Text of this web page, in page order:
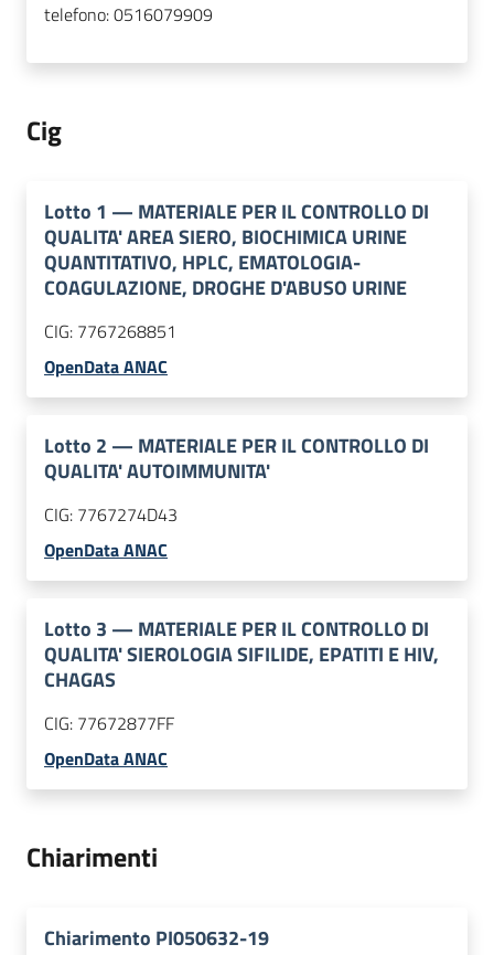
telefono:0516079909
Cig
Lotto 1 — MATERIALE PER IL CONTROLLO DI
QUALITA' AREA SIERO, BIOCHIMICA URINE
QUANTITATIVO, HPLC, EMATOLOGIA-
COAGULAZIONE, DROGHE D'ABUSO URINE
CIG: 7767268851
OpenData ANAC
Lotto 2 — MATERIALE PER IL CONTROLLO DI
QUALITA' AUTOIMMUNITA'
CIG: 7767274D43
OpenData ANAC
Lotto 3 — MATERIALE PER IL CONTROLLO DI
QUALITA' SIEROLOGIA SIFILIDE, EPATITI E HIV,
CHAGAS
CIG: 77672877FF
OpenData ANAC
Chiarimenti
Chiarimento PI050632-19